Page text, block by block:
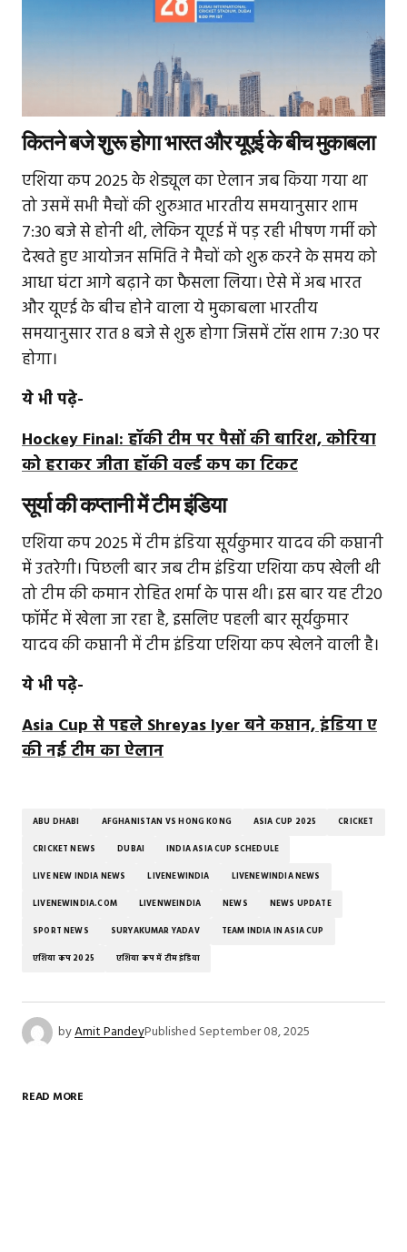
कितने बजे शुरू होगा भारत और यूएई के बीच मुकाबला
एशिया कप 2025 के शेड्यूल का ऐलान जब किया गया था
तो उसमें सभी मैचों की शुरुआत भारतीय समयानुसार शाम
7:30 बजे से होनी थी, लेकिन यूएई में पड़ रही भीषण गर्मी को
देखते हुए आयोजन समिति ने मैचों को शुरू करने के समय को
आधा घंटा आगे बढ़ाने का फैसला लिया। ऐसे में अब भारत
और यूएई के बीच होने वाला ये मुकाबला भारतीय
समयानुसार रात 8 बजे से शुरू होगा जिसमें टॉस शाम 7:30 पर
होगा।
ये भी पढ़े-
Hockey Final: हॉकी टीम पर पैसों की बारिश, कोरिया
को हराकर जीता हॉकी वर्ल्ड कप का टिकट
सूर्या की कप्तानी में टीम इंडिया
एशिया कप 2025 में टीम इंडिया सूर्यकुमार यादव की कप्तानी
में उतरेगी। पिछली बार जब टीम इंडिया एशिया कप खेली थी
तो टीम की कमान रोहित शर्मा के पास थी। इस बार यह टी20
फॉर्मेट में खेला जा रहा है, इसलिए पहली बार सूर्यकुमार
यादव की कप्तानी में टीम इंडिया एशिया कप खेलने वाली है।
ये भी पढ़े-
Asia Cup से पहले Shreyas Iyer बने कप्तान, इंडिया ए
की नई टीम का ऐलान
ABU DHABI AFGHANISTAN VS HONG KONG ASIA CUP 2025 CRICKET
CRICKET NEWS DUBAI INDIA ASIA CUP SCHEDULE
LIVE NEW INDIA NEWS LIVENEWINDIA LIVENEWINDIA NEWS
LIVENEWINDIA.COM LIVENWEINDIA NEWS NEWS UPDATE
SPORT NEWS SURYAKUMAR YADAV TEAM INDIA IN ASIA CUP
एशिया कप 2025 एशिया कप में टीम इंडिया
byAmit PandeyPublished September 08, 2025
READ MORE